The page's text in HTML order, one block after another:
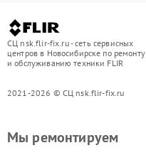
СЦ nsk.flir-fix.ru - сеть сервисных
центров в Новосибирске по ремонту
и обслуживанию техники FLIR
2021-2026 © СЦ nsk.flir-fix.ru
Мы ремонтируем